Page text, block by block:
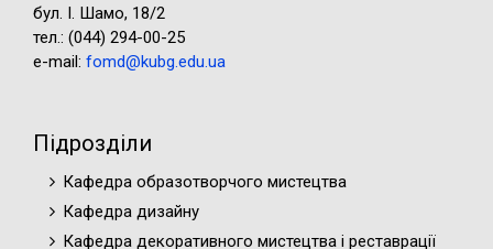
бул. І. Шамо, 18/2
тел.: (044) 294-00-25
e-mail: fomd@kubg.edu.ua
Підрозділи
Кафедра образотворчого мистецтва
Кафедра дизайну
Кафедра декоративного мистецтва і реставрації